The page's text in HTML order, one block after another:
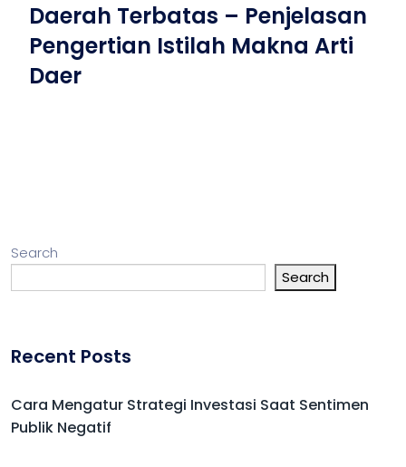
Daerah Terbatas – Penjelasan
Pengertian Istilah Makna Arti
Daer
Search
Search
Recent Posts
Cara Mengatur Strategi Investasi Saat Sentimen
Publik Negatif